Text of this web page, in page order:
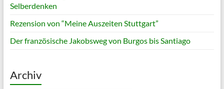
Selberdenken
Rezension von “Meine Auszeiten Stuttgart”
Der französische Jakobsweg von Burgos bis Santiago
Archiv